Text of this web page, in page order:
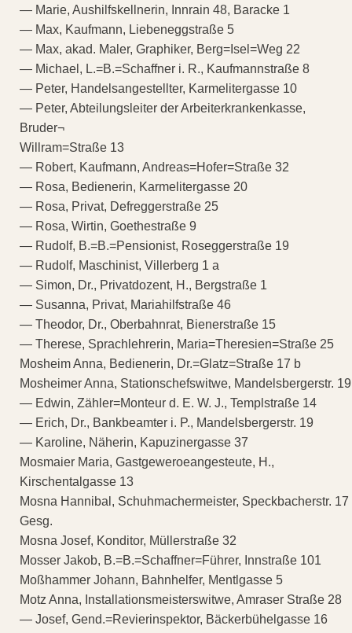
— Marie, Aushilfskellnerin, Innrain 48, Baracke 1
— Max, Kaufmann, Liebeneggstraße 5
— Max, akad. Maler, Graphiker, Berg=Isel=Weg 22
— Michael, L.=B.=Schaffner i. R., Kaufmannstraße 8
— Peter, Handelsangestellter, Karmelitergasse 10
— Peter, Abteilungsleiter der Arbeiterkrankenkasse,
Bruder¬
Willram=Straße 13
— Robert, Kaufmann, Andreas=Hofer=Straße 32
— Rosa, Bedienerin, Karmelitergasse 20
— Rosa, Privat, Defreggerstraße 25
— Rosa, Wirtin, Goethestraße 9
— Rudolf, B.=B.=Pensionist, Roseggerstraße 19
— Rudolf, Maschinist, Villerberg 1 a
— Simon, Dr., Privatdozent, H., Bergstraße 1
— Susanna, Privat, Mariahilfstraße 46
— Theodor, Dr., Oberbahnrat, Bienerstraße 15
— Therese, Sprachlehrerin, Maria=Theresien=Straße 25
Mosheim Anna, Bedienerin, Dr.=Glatz=Straße 17 b
Mosheimer Anna, Stationschefswitwe, Mandelsbergerstr. 19
— Edwin, Zähler=Monteur d. E. W. J., Templstraße 14
— Erich, Dr., Bankbeamter i. P., Mandelsbergerstr. 19
— Karoline, Näherin, Kapuzinergasse 37
Mosmaier Maria, Gastgeweroeangesteute, H.,
Kirschentalgasse 13
Mosna Hannibal, Schuhmachermeister, Speckbacherstr. 17
Gesg.
Mosna Josef, Konditor, Müllerstraße 32
Mosser Jakob, B.=B.=Schaffner=Führer, Innstraße 101
Moßhammer Johann, Bahnhelfer, Mentlgasse 5
Motz Anna, Installationsmeisterswitwe, Amraser Straße 28
— Josef, Gend.=Revierinspektor, Bäckerbühelgasse 16